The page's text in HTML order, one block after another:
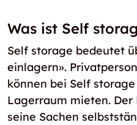
Was ist Self
Self storage bedeutet
einlagern».
können bei Self
Lagerraum mieten.
seine Sachen